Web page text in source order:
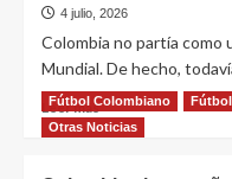
4 julio, 2026
Colombia no partía como
Mundial. De hecho,
Leer más
Fútbol Colombiano
Otras Noticias